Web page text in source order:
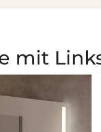
mit